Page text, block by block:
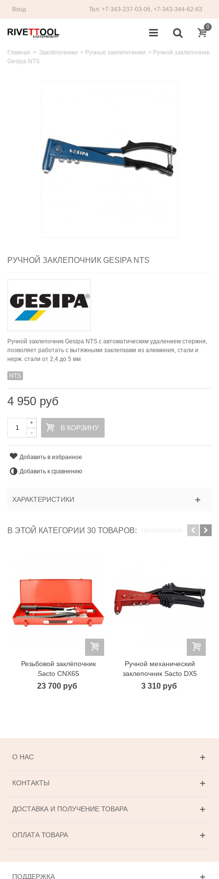
Вход Тел: +7-343-237-03-06, +7-343-344-62-63
0
Главная > Заклёпочники > Ручные заклепочники > Ручной заклепочник
Gesipa NTS
РУЧНОЙ ЗАКЛЕПОЧНИК GESIPA NTS
Ручной заклепочник Gesipa NTS с автоматическим удалением стержня,
позволяет работать с вытяжными заклепками из алюминия, стали и
нерж. стали от 2,4 до 5 мм
NTS
4 950 руб
-
+
В КОРЗИНУ
Добавить в избранное
Добавить к сравнению
ХАРАКТЕРИСТИКИ
В ЭТОЙ КАТЕГОРИИ 30 ТОВАРОВ:
Резьбовой заклёпочник
Sacto CNX65
23 700 руб
Ручной механический
заклепочник Sacto DX5
3 310 руб
О НАС
КОНТАКТЫ
ДОСТАВКА И ПОЛУЧЕНИЕ ТОВАРА
ОПЛАТА ТОВАРА
ПОДДЕРЖКА